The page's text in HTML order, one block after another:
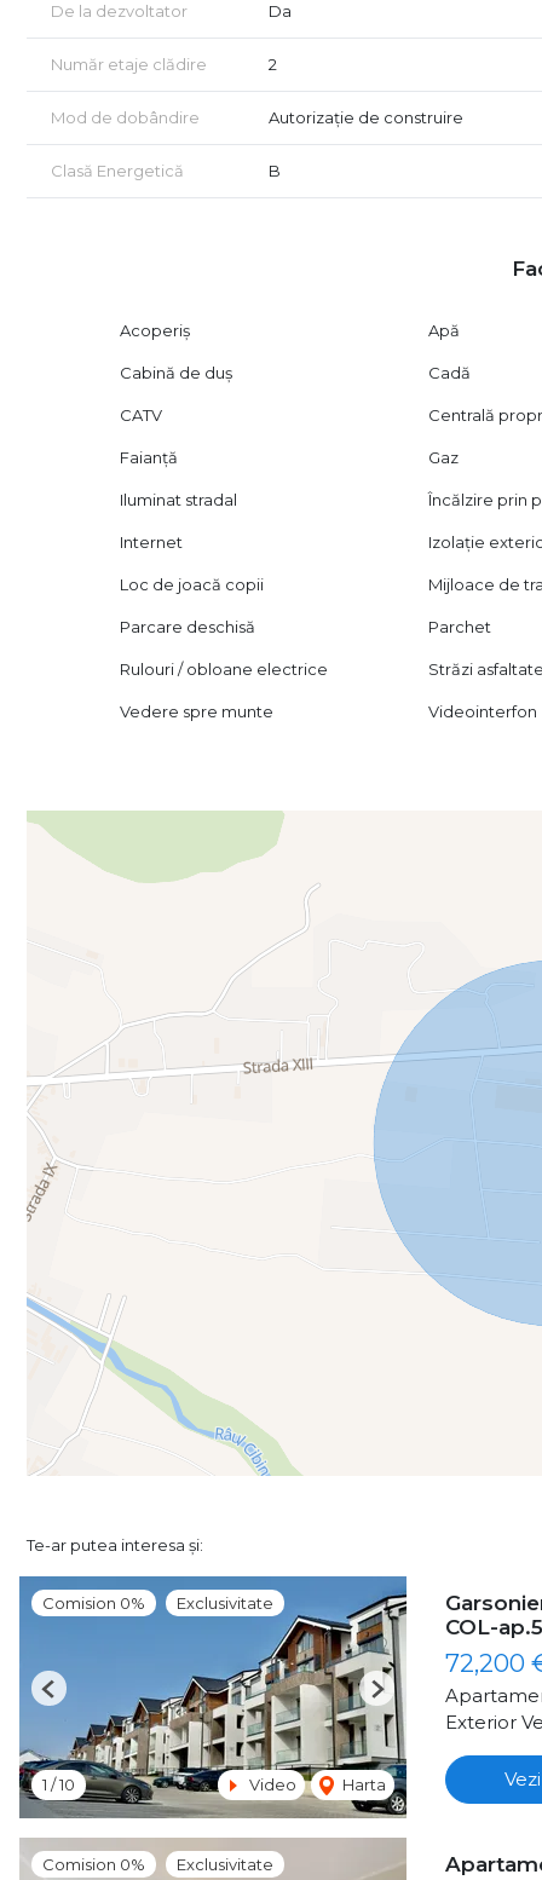
De la dezvoltator Da
Număr etaje clădire 2
Mod de dobândire Autorizație de construire
Clasă Energetică B
Acoperiș Apă
Cabină de duș Cadă
CATV Centrală
Faianță Gaz
Iluminat stradal Încălzire prin
Internet Izolație
Loc de joacă copii Mijloace de
Parcare deschisă Parchet
Rulouri / obloane electrice Străzi asfaltate
Vedere spre munte Videointerfon
Te-ar putea interesa și:
Comision 0% Exclusivitate
1 /10 Video Harta
Previous Next
COL-
72,200
Exterior
Comision 0% Exclusivitate